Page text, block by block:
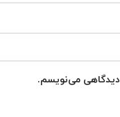
دیدگاهی می‌نویسم.